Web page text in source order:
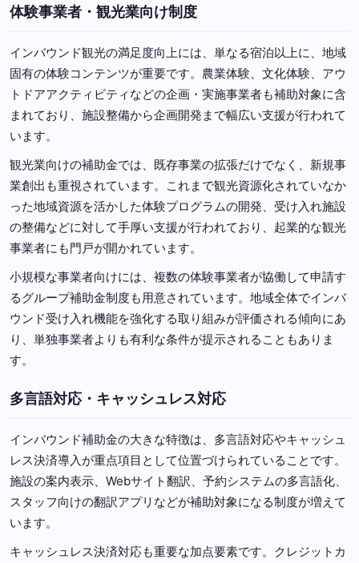
体験事業者・観光業向け制度
インバウンド観光の満足度向上には、単なる宿泊以上に、地域
固有の体験コンテンツが重要です。農業体験、文化体験、アウ
トドアアクティビティなどの企画・実施事業者も補助対象に含
まれており、施設整備から企画開発まで幅広い支援が行われて
います。
観光業向けの補助金では、既存事業の拡張だけでなく、新規事
業創出も重視されています。これまで観光資源化されていなか
った地域資源を活かした体験プログラムの開発、受け入れ施設
の整備などに対して手厚い支援が行われており、起業的な観光
事業者にも門戸が開かれています。
小規模な事業者向けには、複数の体験事業者が協働して申請す
るグループ補助金制度も用意されています。地域全体でインバ
ウンド受け入れ機能を強化する取り組みが評価される傾向にあ
り、単独事業者よりも有利な条件が提示されることもありま
す。
多言語対応・キャッシュレス対応
インバウンド補助金の大きな特徴は、多言語対応やキャッシュ
レス決済導入が重点項目として位置づけられていることです。
施設の案内表示、Webサイト翻訳、予約システムの多言語化、
スタッフ向けの翻訳アプリなどが補助対象になる制度が増えて
います。
キャッシュレス決済対応も重要な加点要素です。クレジットカ